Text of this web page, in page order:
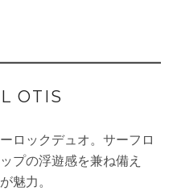
OTIS
ロックデュオ。サーフロ
プの浮遊感を兼ね備え
魅力。